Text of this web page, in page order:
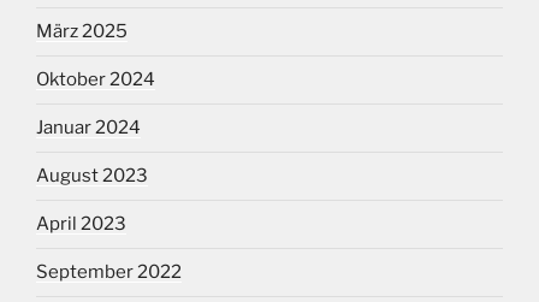
März 2025
Oktober 2024
Januar 2024
August 2023
April 2023
September 2022